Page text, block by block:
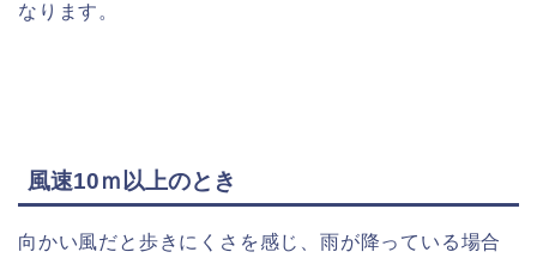
なります。
風速10ｍ以上のとき
向かい風だと歩きにくさを感じ、雨が降っている場合